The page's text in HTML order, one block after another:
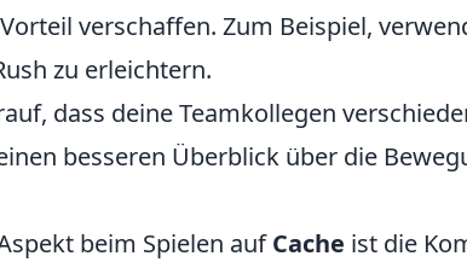
verschaffen. Zum Beispiel,
zu erleichtern.
dass deine Teamkollegen
besseren Überblick über die
beim Spielen aufCache ist die